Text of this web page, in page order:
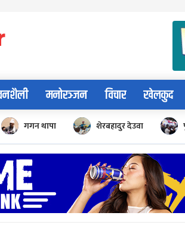
मनोरञ्जन विचार खेलकुद
गगन थापा शेरबहादुर देउवा